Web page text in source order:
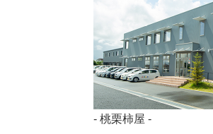
- 桃栗柿屋 -